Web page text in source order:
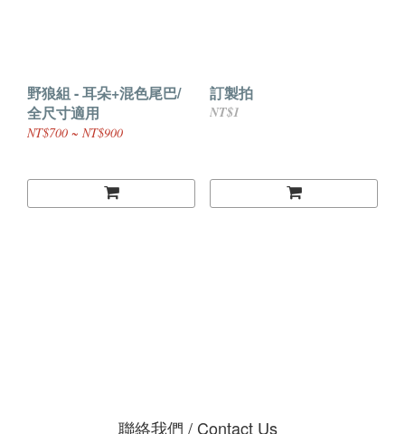
野狼組 - 耳朵+混色尾巴/
全尺寸適用
NT$700 ~ NT$900
訂製拍
NT$1
聯絡我們 / Contact Us